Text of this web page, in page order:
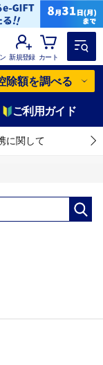
新規登録 カート
除額を調べる
ご利用ガイド
に関して